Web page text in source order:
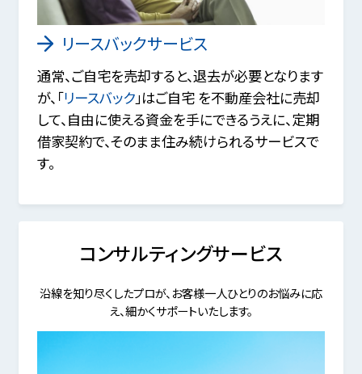
リースバックサービス
通常、ご自宅を売却すると、退去が必要となります
が、「リースバック」はご自宅 を不動産会社に売却
して、自由に使える資金を手にできるうえに、定期
借家契約で、そのまま住み続けられるサービスで
す。
コンサルティングサービス
沿線を知り尽くしたプロが、お客様一人ひとりのお悩みに応
え、細かくサポートいたします。